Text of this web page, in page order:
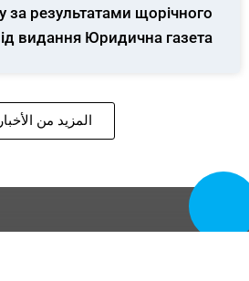
за результатами щорічного
видання Юридична газета
المزيد من الأخبار